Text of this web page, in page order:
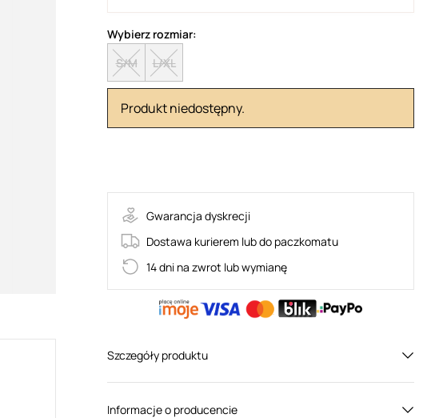
Wybierz rozmiar:
S/M
L/XL
Produkt niedostępny.
Gwarancja dyskrecji
Dostawa kurierem lub do paczkomatu
14 dni na zwrot lub wymianę
Szczegóły produktu
Informacje o producencie